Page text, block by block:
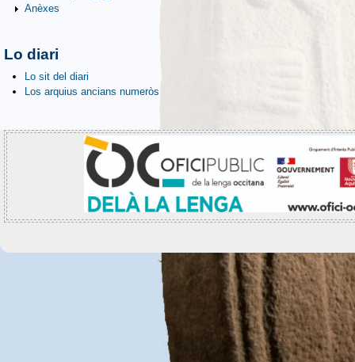
Anèxes
Lo diari
Lo sit del diari
Los arquius ancians numeròs